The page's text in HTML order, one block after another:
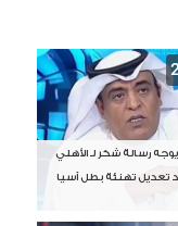
يوجه رسالة شكر لـ الأهلي
تعديل تهنئة بطل آسيا